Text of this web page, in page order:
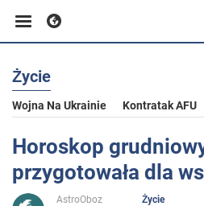
Biznes
Sport
Rozrywka
Życie
Wojna Na Ukrainie Kontratak AFU
Horoskop
przygotowała dla
AstroOboz
Życie